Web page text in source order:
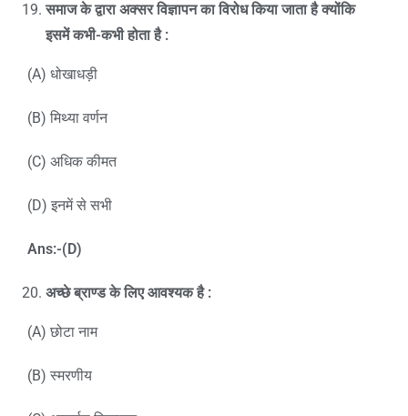
समाज के द्वारा अक्सर विज्ञापन का विरोध किया जाता है क्योंकि
इसमें कभी-कभी होता है :
(A) धोखाधड़ी
(B) मिथ्या वर्णन
(C) अधिक कीमत
(D) इनमें से सभी
Ans:-(D)
अच्छे ब्राण्ड के लिए आवश्यक है :
(A) छोटा नाम
(B) स्मरणीय